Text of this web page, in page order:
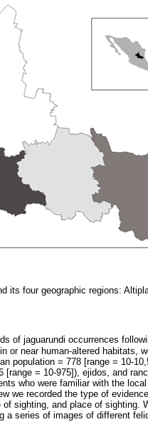
its four geographic regions:
of jaguarundi occurrences
or near human-altered habitats,
population = 778 [range = 10-
= 10-975]), ejidos, and
who were familiar with the
we recorded the type of
sighting, and place of sighting.
a series of images of different